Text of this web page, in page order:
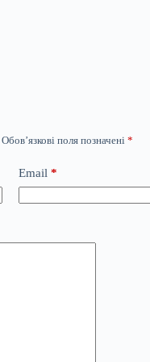
Обов’язкові поля позначені *
Email *